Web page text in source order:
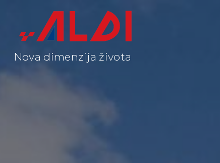
Nova dimenzija života